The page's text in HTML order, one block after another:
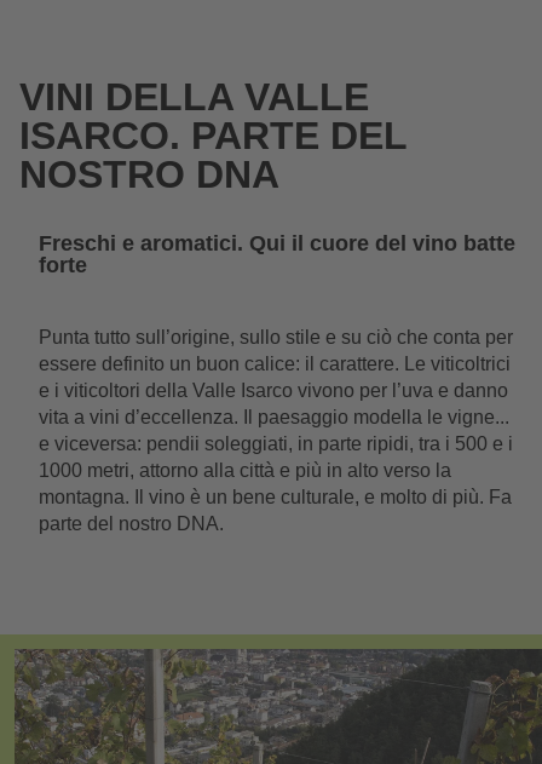
VINI DELLA VALLE
ISARCO. PARTE DEL
NOSTRO DNA
Freschi e aromatici. Qui il cuore del vino batte
forte
Punta tutto sull’origine, sullo stile e su ciò che conta per
essere definito un buon calice: il carattere. Le viticoltrici
e i viticoltori della Valle Isarco vivono per l’uva e danno
vita a vini d’eccellenza. Il paesaggio modella le vigne...
e viceversa: pendii soleggiati, in parte ripidi, tra i 500 e i
1000 metri, attorno alla città e più in alto verso la
montagna. Il vino è un bene culturale, e molto di più. Fa
parte del nostro DNA.